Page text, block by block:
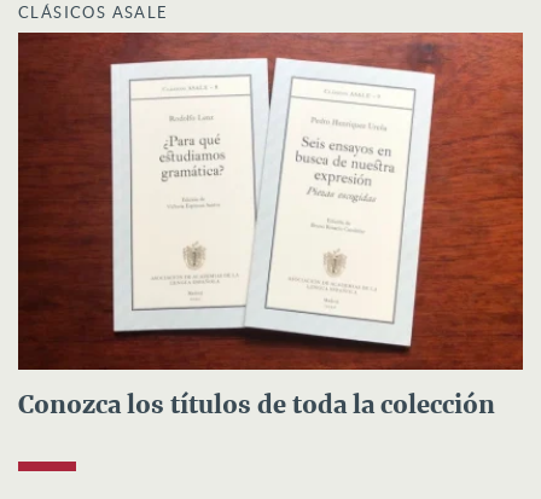
CLÁSICOS ASALE
Conozca los títulos de toda la colección